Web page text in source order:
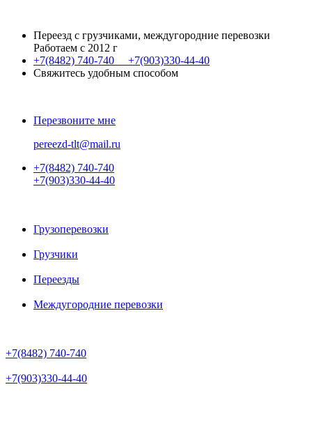
Переезд с грузчиками, междугородние перевозки
Работаем с 2012 г
+7(8482) 740-740 +7(903)330-44-40
Свяжитесь удобным способом
Перезвоните мне
pereezd-tlt@mail.ru
+7(8482) 740-740
+7(903)330-44-40
Грузоперевозки
Грузчики
Переезды
Междугородние перевозки
+7(8482) 740-740
+7(903)330-44-40